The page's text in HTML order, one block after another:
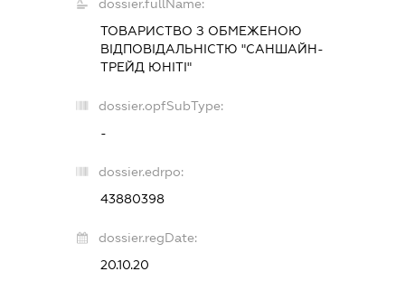
dossier.fullName:
ТОВАРИСТВО З ОБМЕЖЕНОЮ
ВІДПОВІДАЛЬНІСТЮ "САНШАЙН-
ТРЕЙД ЮНІТІ"
dossier.opfSubType:
-
dossier.edrpo:
43880398
dossier.regDate:
20.10.20